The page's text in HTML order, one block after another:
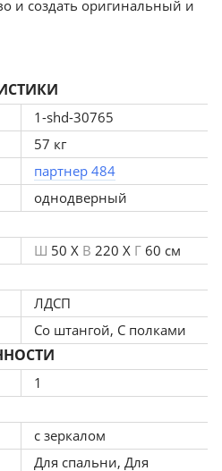
и создать оригинальный и
очень удобным и
отечественного
кромкой ПВХ 2 мм.
виде. В комплект
ламинированная ДСП,
линейный (прямой)
500 мм. глубина 600 мм.
18 месяцев, Штанга для
Россия, Материал
дверей: 1,Зеркало в дверце:
1-shd-30765
57 кг
партнер 484
однодверный
Ш 50 X В 220 X Г 60 см
ЛДСП
Со штангой, С полками
1
с зеркалом
Для спальни, Для